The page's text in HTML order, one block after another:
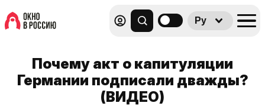
Ру
Почему акт о капитуляции
Германии подписали дважды?
(ВИДЕО)